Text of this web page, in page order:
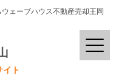
ェーブハウス不動産売却王岡
ト